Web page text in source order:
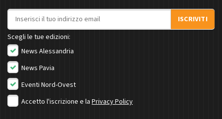
Indirizzo email
ISCRIVITI
Scegli le tue edizioni:
News Alessandria
News Pavia
Eventi Nord-Ovest
Accetto l'iscrizione e la Privacy Policy